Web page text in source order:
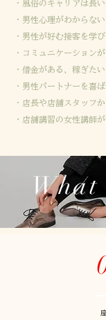
・風俗のキャリアは長
・男性心理がわからない
・男性が好む接客を学
・コミュニケーション
・借金がある、稼ぎた
・男性パートナーを喜
・店長や店舗スタッフ
・店舗講習の女性講師
What